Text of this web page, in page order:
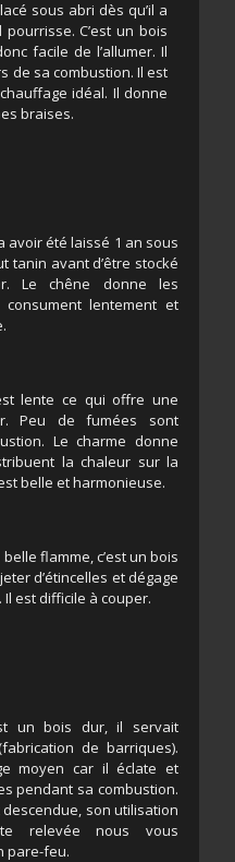
sous abri dès qu’il a
C’est un bois
facile de l’allumer. Il
de sa combustion. Il est
idéal. Il donne
braises.
avoir été laissé 1 an sous
tanin avant d’être stocké
Le chêne donne les
lentement et
lente ce qui offre une
Peu de fumées sont
Le charme donne
la chaleur sur la
belle et harmonieuse.
flamme, c’est un bois
d’étincelles et dégage
est difficile à couper.
un bois dur, il servait
de barriques).
moyen car il éclate et
pendant sa combustion.
son utilisation
relevée nous vous
pare-feu.